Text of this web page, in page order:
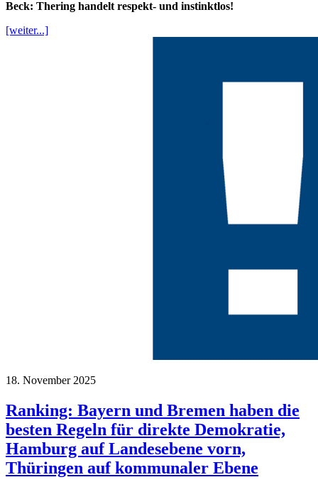
Beck: Thering handelt respekt- und instinktlos!
[weiter...]
18. November 2025
Ranking: Bayern und Bremen haben die
besten Regeln für direkte Demokratie,
Hamburg auf Landesebene vorn,
Thüringen auf kommunaler Ebene